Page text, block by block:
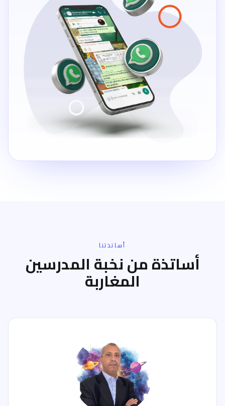
أساتذتنا
أساتذة من نخبة المدرسين
المغاربة